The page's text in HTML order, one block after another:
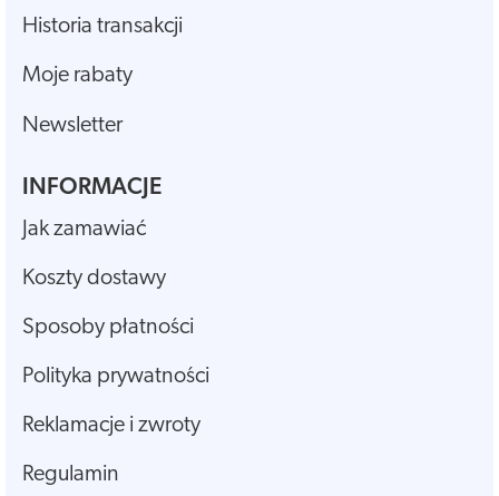
Historia transakcji
Moje rabaty
Newsletter
INFORMACJE
Jak zamawiać
Koszty dostawy
Sposoby płatności
Polityka prywatności
Reklamacje i zwroty
Regulamin